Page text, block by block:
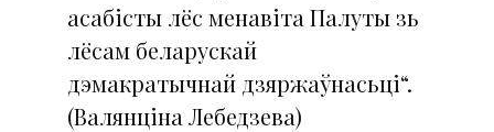
асабісты лёс менавіта Палуты зь
лёсам беларускай
дэмакратычнай дзяржаўнасьці“.
(Валянціна Лебедзева)